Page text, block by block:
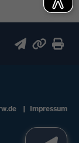
Impressum